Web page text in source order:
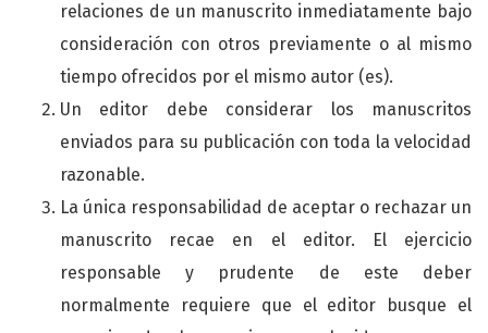
relaciones de un manuscrito inmediatamente bajo
consideración con otros previamente o al mismo
tiempo ofrecidos por el mismo autor (es).
Un editor debe considerar los manuscritos
enviados para su publicación con toda la velocidad
razonable.
La única responsabilidad de aceptar o rechazar un
manuscrito recae en el editor. El ejercicio
responsable y prudente de este deber
normalmente requiere que el editor busque el